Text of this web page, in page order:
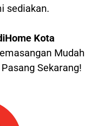
sediakan.
Kota
Mudah
Sekarang!